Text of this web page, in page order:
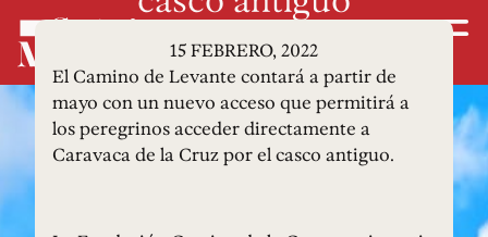
15 FEBRERO, 2022
El Camino de Levante contará a partir de
mayo con un nuevo acceso que permitirá a
los peregrinos acceder directamente a
Caravaca de la Cruz por el casco antiguo.